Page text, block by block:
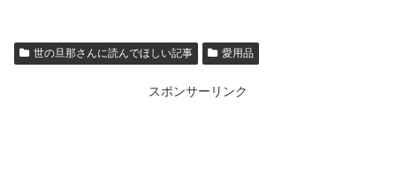
世の旦那さんに読んでほしい記事 愛用品
スポンサーリンク